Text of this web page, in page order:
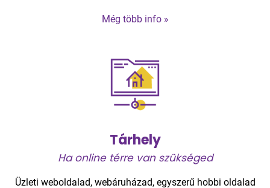
Még több info »
Tárhely
Ha online térre van szükséged
Üzleti weboldalad, webáruházad, egyszerű hobbi oldalad